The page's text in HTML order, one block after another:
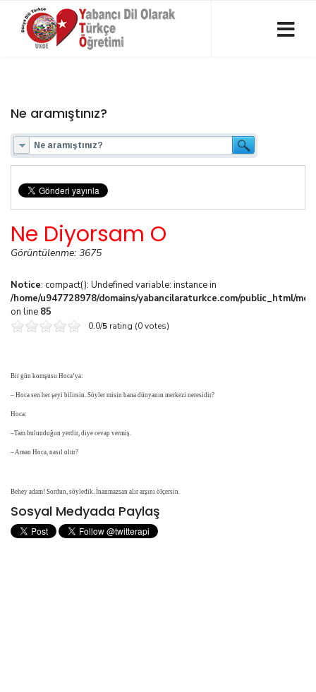
Ne aramıştınız?
Ne Diyorsam O
Görüntülenme: 3675
Notice: compact(): Undefined variable: instance in
/home/u947728978/domains/yabancilaraturkce.com/public_html/
on line 85
0.0/5 rating (0 votes)
Bir gün komşusu Hoca’ya:
– Hoca sen her şeyi bilirsin. Söyler misin bana dünyanın merkezi neresidir?
Hoca:
–Tam bulunduğun yerdir, diye cevap vermiş.
– Aman Hoca, nasıl olur?
Behey adam! Sordun, söyledik. İnanmazsan alır arşını ölçersin.
Sosyal Medyada Paylaş